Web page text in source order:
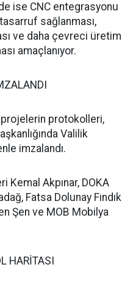
ise CNC entegrasyonu
sağlanması,
ve daha çevreci üretim
amaçlanıyor.
projelerin protokolleri,
Valilik
imzalandı.
Kemal Akpınar, DOKA
Fatsa Dolunay Fındık
Şen ve MOB Mobilya
HARİTASI